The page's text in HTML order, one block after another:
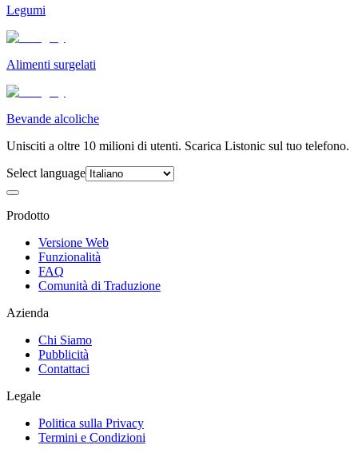
Legumi
Alimenti surgelati
Bevande alcoliche
Unisciti a oltre 10 milioni di utenti. Scarica Listonic sul tuo telefono.
Select language
Prodotto
Versione Web
Funzionalità
FAQ
Comunità di Traduzione
Azienda
Chi Siamo
Pubblicità
Contattaci
Legale
Politica sulla Privacy
Termini e Condizioni